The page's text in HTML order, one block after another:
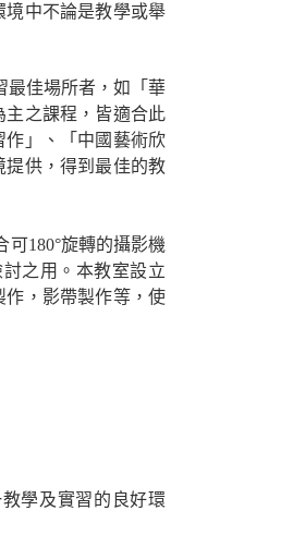
境中不論是教學或舉
最佳場所者，如「華
主之課程，皆適合此
作」、「中國藝術欣
提供，得到最佳的教
可180°旋轉的攝影機
之用。本教室設立
作，影帶製作等，使
學及實習的良好環